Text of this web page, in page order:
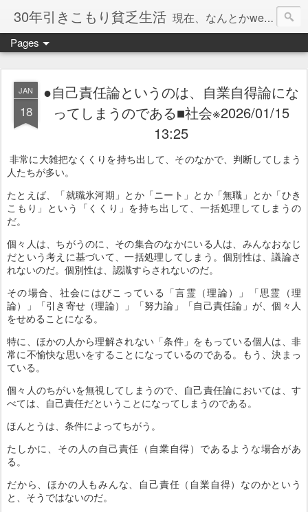
30年引きこもり貧乏生活 現在、なんとかweb系の仕事で食べています。このブログで扱う問題は「この世とはなにか」「人生とはなにか」「人間とはなにか」「強迫神経症の原因と解決法」「うつ病の原因と寄り添う方法」「家族の問題」などについてです。
Pages
JAN
18
●自己責任論というのは、自業自得論にな
ってしまうのである■社会※2026/01/15
13:25
非常に大雑把なくくりを持ち出して、そのなかで、判断してしまう
人たちが多い。
たとえば、「就職氷河期」とか「ニート」とか「無職」とか「ひき
こもり」という「くくり」を持ち出して、一括処理してしまうの
だ。
個々人は、ちがうのに、その集合のなかにいる人は、みんなおなじ
だという考えに基づいて、一括処理してしまう。個別性は、議論さ
れないのだ。個別性は、認識すらされないのだ。
その場合、社会にはびこっている「言霊（理論）」「思霊（理
論）」「引き寄せ（理論）」「努力論」「自己責任論」が、個々人
をせめることになる。
特に、ほかの人から理解されない「条件」をもっている個人は、非
常に不愉快な思いをすることになっているのである。もう、決まっ
ている。
個々人のちがいを無視してしまうので、自己責任論においては、す
べては、自己責任だということになってしまうのである。
ほんとうは、条件によってちがう。
たしかに、その人の自己責任（自業自得）であるような場合があ
る。
だから、ほかの人もみんな、自己責任（自業自得）なのかという
と、そうではないのだ。